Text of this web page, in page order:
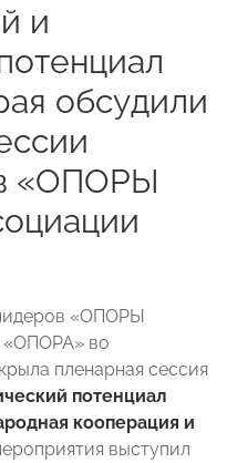
и
обсудили
«ОПОРЫ
«ОПОРЫ
во
пленарная сессия
потенциал
кооперация и
выступил